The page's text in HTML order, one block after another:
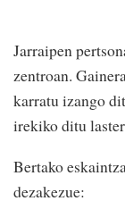
Jarraipen
zentroan.
karratu izango
irekiko ditu
Bertako
dezakezue: